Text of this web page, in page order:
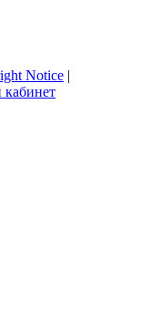
Notice |